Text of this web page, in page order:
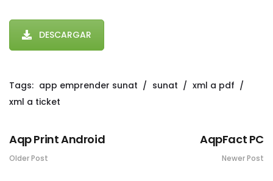
DESCARGAR
Tags: app emprender sunat sunat
xml a pdf
xml a ticket
Aqp Print Android
Older Post
AqpFact PC
Newer Post